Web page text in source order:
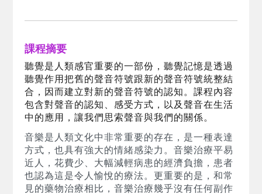
課程摘要
聽覺是人類感官重要的一部份，聽覺記憶是透過
聽覺作用把舊的聲音符號跟新的聲音符號統整結
合，因而建立對新的聲音符號的認知。課程內容
包含對聲音的認知、感受方式，以及聲音在生活
中的應用，讓我們思索聲音與我們的關係。
音樂是人類文化中非常重要的存在，是一種表達
方式，也具有強大的情緒感染力。音樂治療平易
近人，花費少、大幅減輕病患的經濟負擔，患者
也認為這是令人愉悅的療法。更重要的是，和常
見的藥物治療相比，音樂治療幾乎沒有任何副作